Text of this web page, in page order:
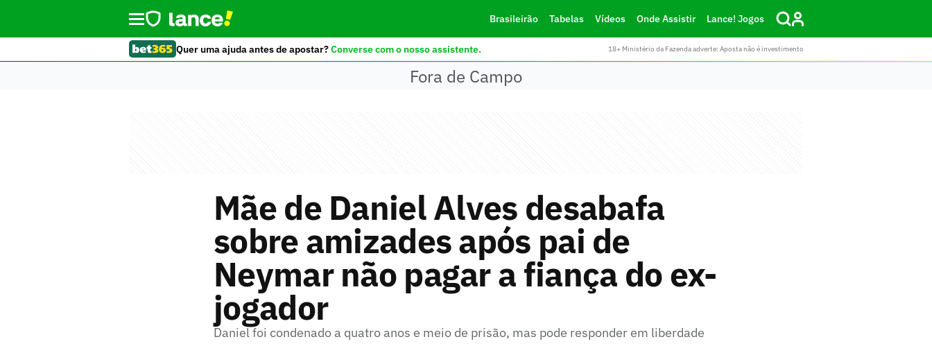
Brasileirão Tabelas Vídeos Onde Assistir Lance! Jogos
Quer uma ajuda antes de apostar?Converse com o nosso assistente. 18+ Ministério da Fazenda adverte: Aposta não é investimento
Fora de Campo
Mãe de Daniel Alves desabafa
sobre amizades após pai de
Neymar não pagar a fiança do ex-
jogador
Daniel foi condenado a quatro anos e meio de prisão, mas pode responder em liberdade